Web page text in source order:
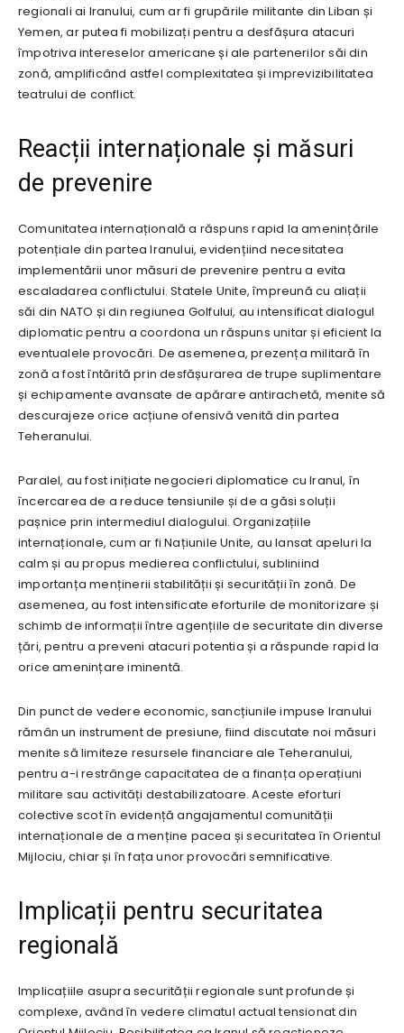
regionali ai Iranului, cum ar fi grupările militante din Liban și
Yemen, ar putea fi mobilizați pentru a desfășura atacuri
împotriva intereselor americane și ale partenerilor săi din
zonă, amplificând astfel complexitatea și imprevizibilitatea
teatrului de conflict.
Reacții internaționale și măsuri
de prevenire
Comunitatea internațională a răspuns rapid la amenințările
potențiale din partea Iranului, evidențiind necesitatea
implementării unor măsuri de prevenire pentru a evita
escaladarea conflictului. Statele Unite, împreună cu aliații
săi din NATO și din regiunea Golfului, au intensificat dialogul
diplomatic pentru a coordona un răspuns unitar și eficient la
eventualele provocări. De asemenea, prezența militară în
zonă a fost întărită prin desfășurarea de trupe suplimentare
și echipamente avansate de apărare antirachetă, menite să
descurajeze orice acțiune ofensivă venită din partea
Teheranului.
Paralel, au fost inițiate negocieri diplomatice cu Iranul, în
încercarea de a reduce tensiunile și de a găsi soluții
pașnice prin intermediul dialogului. Organizațiile
internaționale, cum ar fi Națiunile Unite, au lansat apeluri la
calm și au propus medierea conflictului, subliniind
importanța menținerii stabilității și securității în zonă. De
asemenea, au fost intensificate eforturile de monitorizare și
schimb de informații între agențiile de securitate din diverse
țări, pentru a preveni atacuri potentia și a răspunde rapid la
orice amenințare iminentă.
Din punct de vedere economic, sancțiunile impuse Iranului
rămân un instrument de presiune, fiind discutate noi măsuri
menite să limiteze resursele financiare ale Teheranului,
pentru a-i restrânge capacitatea de a finanța operațiuni
militare sau activități destabilizatoare. Aceste eforturi
colective scot în evidență angajamentul comunității
internaționale de a menține pacea și securitatea în Orientul
Mijlociu, chiar și în fața unor provocări semnificative.
Implicații pentru securitatea
regională
Implicațiile asupra securității regionale sunt profunde și
complexe, având în vedere climatul actual tensionat din